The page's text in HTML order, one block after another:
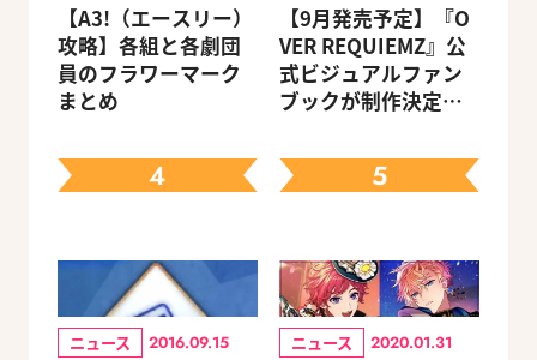
【A3!（エースリー）
攻略】各組と各劇団
員のフラワーマーク
まとめ
【9月発売予定】『O
VER REQUIEMZ』公
式ビジュアルファン
ブックが制作決定！
る豪華グッズ付き限
定セットも同時発売
4
ニュース 2016.09.15
5
ニュース 2020.01.31